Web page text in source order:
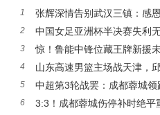
1
张辉深情告别武汉三镇：感
煌旅程
2
中国女足亚洲杯半决赛失利
热议米利西奇去留
3
惊！鲁能中锋位藏王牌新援
签至2026年底
4
山东高速男篮主场战天津，
友好互动引关注
5
中超第3轮战罢：成都蓉城领
队陷榜尾困境
6 3:3！成都蓉城伤停补时绝平